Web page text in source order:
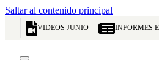
Saltar al contenido principal
VIDEOS JUNIO INFORMES